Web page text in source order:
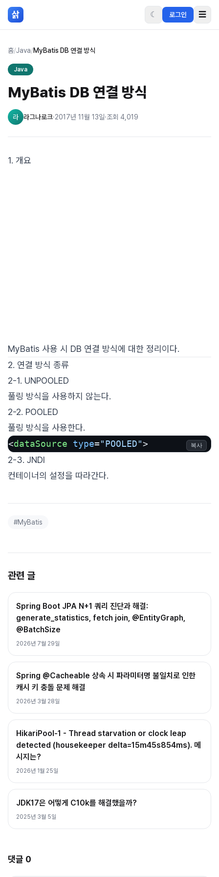
본문 바로가기
삵 ☾ 로그인 ☰
홈/Java/MyBatis DB 연결 방식
Java
MyBatis DB 연결 방식
라 라그나로크·2017년 11월 13일·조회 4,019
1. 개요
MyBatis 사용 시 DB 연결 방식에 대한 정리이다.
2. 연결 방식 종류
2-1. UNPOOLED
풀링 방식을 사용하지 않는다.
2-2. POOLED
풀링 방식을 사용한다.
<dataSource type="POOLED"> 복사
2-3. JNDI
컨테이너의 설정을 따라간다.
#MyBatis
관련 글
Spring Boot JPA N+1 쿼리 진단과 해결:
generate_statistics, fetch join, @EntityGraph,
@BatchSize
2026년 7월 29일
Spring @Cacheable 상속 시 파라미터명 불일치로 인한
캐시 키 충돌 문제 해결
2026년 3월 28일
HikariPool-1 - Thread starvation or clock leap
detected (housekeeper delta=15m45s854ms). 메
시지는?
2026년 1월 25일
JDK17은 어떻게 C10k를 해결했을까?
2025년 3월 5일
댓글 0